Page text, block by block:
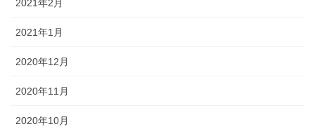
2021年2月
2021年1月
2020年12月
2020年11月
2020年10月